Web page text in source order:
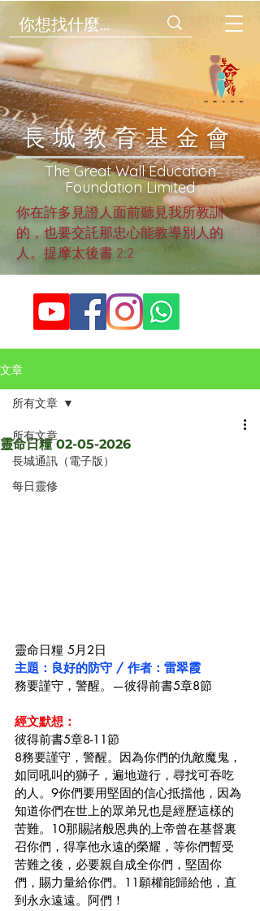
​長城教育基金會
​The Great Wall Education
Foundation Limited
你在許多見證人面前聽見我所教訓
的，也要交託那忠心能教導別人的
人。提摩太後書 2:2
文章
所有文章
長城通訊（電子版）
每日靈修
所有文章
靈命日糧 02-05-2026
靈命日糧 5月2日
主題：良好的防守 / 作者：雷翠霞
務要謹守，警醒。—彼得前書5章8節
經文默想：
彼得前書5章8-11節
8務要謹守，警醒。因為你們的仇敵魔鬼，
如同吼叫的獅子，遍地遊行，尋找可吞吃
的人。9你們要用堅固的信心抵擋他，因為
知道你們在世上的眾弟兄也是經歷這樣的
苦難。10那賜諸般恩典的上帝曾在基督裏
召你們，得享他永遠的榮耀，等你們暫受
苦難之後，必要親自成全你們，堅固你
們，賜力量給你們。11願權能歸給他，直
到永永遠遠。阿們！